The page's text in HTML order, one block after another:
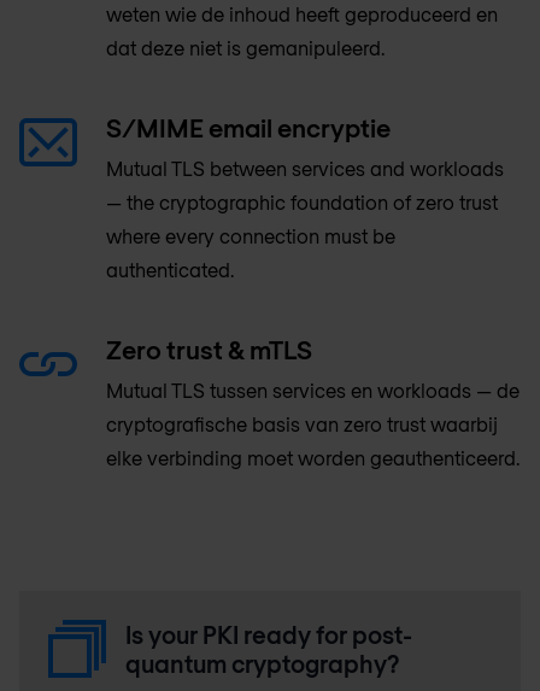
weten wie de inhoud heeft geproduceerd en
dat deze niet is gemanipuleerd.
S/MIME email encryptie
Mutual TLS between services and workloads
— the cryptographic foundation of zero trust
where every connection must be
authenticated.
Zero trust & mTLS
Mutual TLS tussen services en workloads — de
cryptografische basis van zero trust waarbij
elke verbinding moet worden geauthenticeerd.
Is your PKI ready for post-
quantum cryptography?